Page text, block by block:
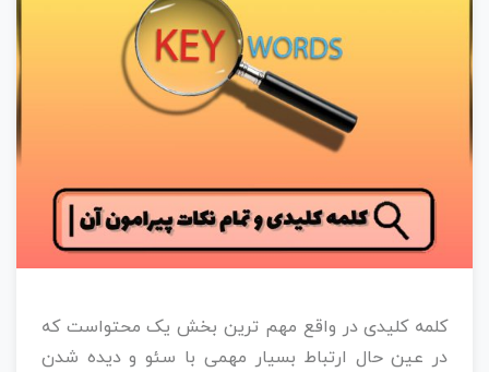
کلمه کلیدی در واقع مهم ترین بخش یک محتواست که
در عین حال ارتباط بسیار مهمی با سئو و دیده شدن